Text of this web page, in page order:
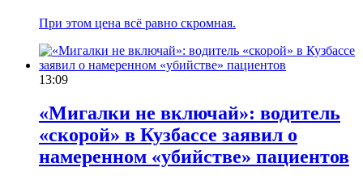
При этом цена всё равно скромная.
13:09
«Мигалки не включай»: водитель
«скорой» в Кузбассе заявил о
намеренном «убийстве» пациентов